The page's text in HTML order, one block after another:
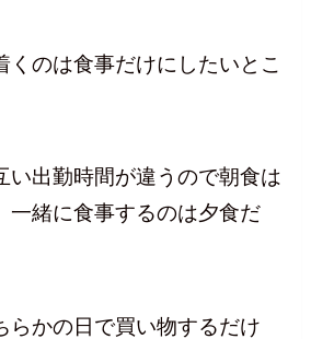
くのは食事だけにしたいとこ
い出勤時間が違うので朝食は
一緒に食事するのは夕食だ
らかの日で買い物するだけ